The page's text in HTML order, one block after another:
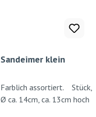
Sandeimer klein
Farblich assortiert. Stück,
Ø ca. 14cm, ca. 13cm hoch